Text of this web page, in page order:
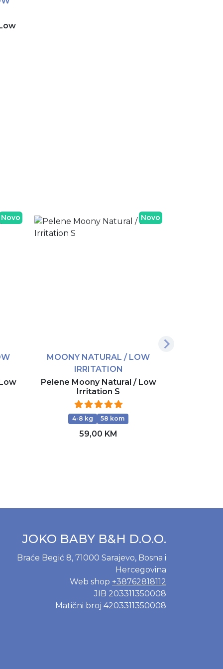
Novo Novo
MOONY NATURAL / LOW
IRRITATION
Pelene Moony Natural / Low
Irritation S
4-8 kg 58 kom
59,00 KM
JOKO BABY B&H D.O.O.
Braće Begić 8, 71000 Sarajevo, Bosna i
Hercegovina
Web shop +38762818112
JIB 203311350008
Matični broj 4203311350008